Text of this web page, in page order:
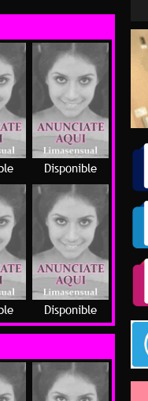
Disponible
Disponible